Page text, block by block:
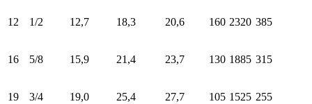
12 1/2 12,7 18,3 20,6 160 2320 385
16 5/8 15,9 21,4 23,7 130 1885 315
19 3/4 19,0 25,4 27,7 105 1525 255